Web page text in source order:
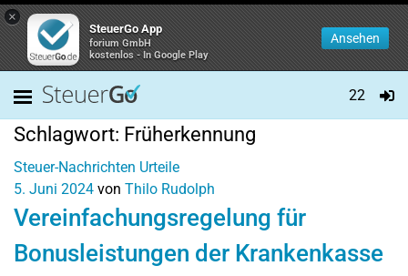
×
SteuerGo App
forium GmbH
kostenlos - In Google Play
Ansehen
22
Schlagwort: Früherkennung
Steuer-Nachrichten Urteile
5. Juni 2024 von Thilo Rudolph
Vereinfachungsregelung für
Bonusleistungen der Krankenkasse